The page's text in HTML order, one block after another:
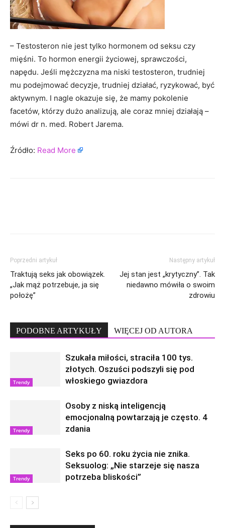
– Testosteron nie jest tylko hormonem od seksu czy
mięśni. To hormon energii życiowej, sprawczości,
napędu. Jeśli mężczyzna ma niski testosteron, trudniej
mu podejmować decyzje, trudniej działać, ryzykować, być
aktywnym. I nagle okazuje się, że mamy pokolenie
facetów, którzy dużo analizują, ale coraz mniej działają –
mówi dr n. med. Robert Jarema.
Źródło: Read More
Poprzedni artykuł
Traktują seks jak obowiązek.
„Jak mąż potrzebuje, ja się
położę”
Następny artykuł
Jej stan jest „krytyczny”. Tak
niedawno mówiła o swoim
zdrowiu
PODOBNE ARTYKUŁY WIĘCEJ OD AUTORA
Trendy
Szukała miłości, straciła 100 tys.
złotych. Oszuści podszyli się pod
włoskiego gwiazdora
Trendy
Osoby z niską inteligencją
emocjonalną powtarzają je często. 4
zdania
Trendy
Seks po 60. roku życia nie znika.
Seksuolog: „Nie starzeje się nasza
potrzeba bliskości”